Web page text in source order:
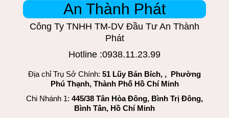
An Thành Phát
Công Ty TNHH TM-DV Đầu Tư An Thành
Phát
Hotline :0938.11.23.99
Địa chỉ Trụ Sở Chính: 51 Lũy Bán Bích, , Phường
Phú Thạnh, Thành Phố Hồ Chí Minh
Chi Nhánh 1: 445/38 Tân Hòa Đông, Bình Trị Đông,
Bình Tân, Hồ Chí Minh